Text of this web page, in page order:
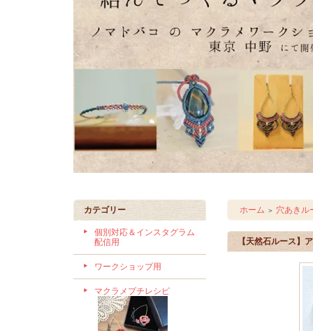
カテゴリー
個別対応＆インスタグラム
配信用
ワークショップ用
マクラメプチレシピ
ホーム ＞ 穴あきル
【天然石ルース】